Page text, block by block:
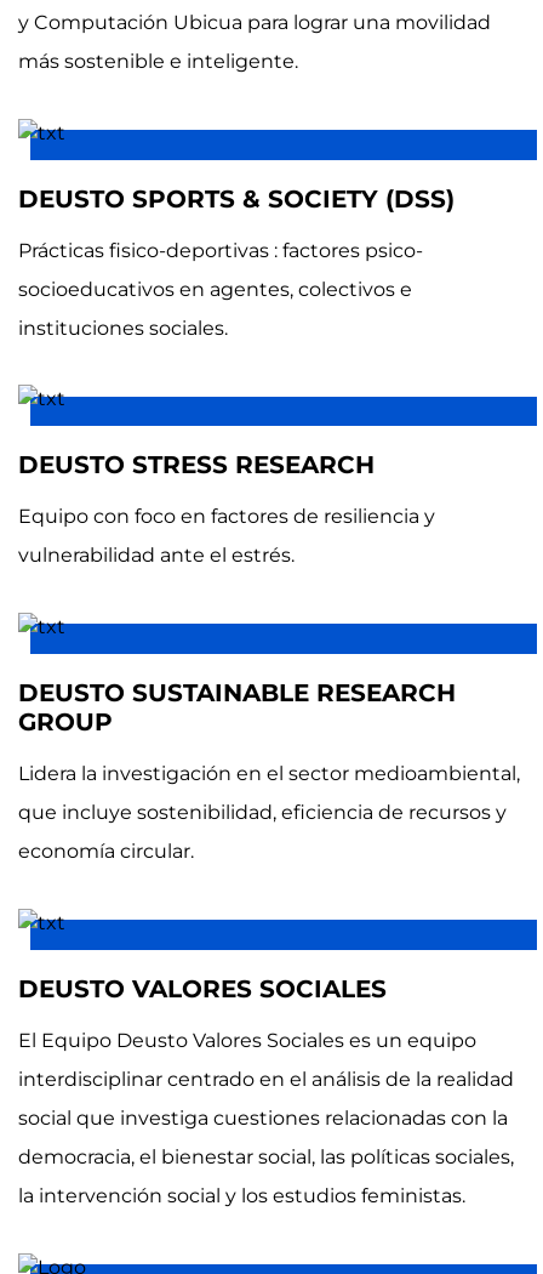
y Computación Ubicua para lograr una movilidad
más sostenible e inteligente.
DEUSTO SPORTS & SOCIETY (DSS)
Prácticas fisico-deportivas : factores psico-
socioeducativos en agentes, colectivos e
instituciones sociales.
DEUSTO STRESS RESEARCH
Equipo con foco en factores de resiliencia y
vulnerabilidad ante el estrés.
DEUSTO SUSTAINABLE RESEARCH
GROUP
Lidera la investigación en el sector medioambiental,
que incluye sostenibilidad, eficiencia de recursos y
economía circular.
DEUSTO VALORES SOCIALES
El Equipo Deusto Valores Sociales es un equipo
interdisciplinar centrado en el análisis de la realidad
social que investiga cuestiones relacionadas con la
democracia, el bienestar social, las políticas sociales,
la intervención social y los estudios feministas.